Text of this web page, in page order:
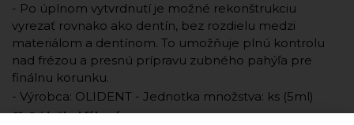
- Po úplnom vytvrdnutí je možné rekonštrukciu
vyrezať rovnako ako dentín, bez rozdielu medzi
materiálom a dentínom. To umožňuje plnú kontrolu
nad frézou a presnú prípravu zubného pahýľa pre
finálnu korunku.
- Výrobca: OLIDENT - Jednotka množstva: ks (5ml)
Pridať k obľúbeným